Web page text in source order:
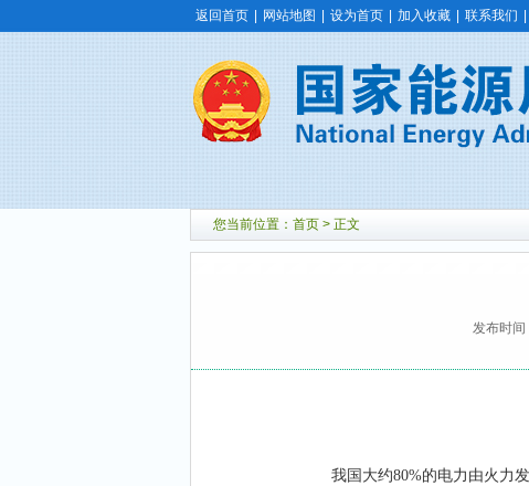
返回首页 网站地图 设为首页 加入收藏 联系我们
您当前位置： 首页 > 正文
发布时
我国大约80%的电力由火力